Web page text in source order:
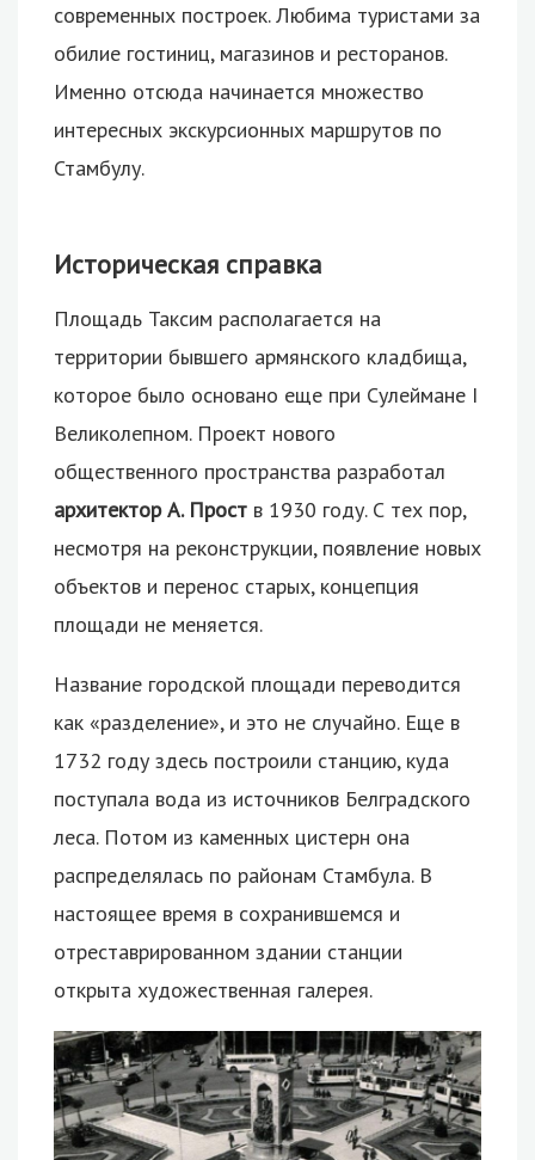
современных построек.Любима туристами за
обилие гостиниц, магазинов и ресторанов.
Именно отсюда начинается множество
интересных экскурсионных маршрутов по
Стамбулу.
Историческая справка
Площадь Таксим располагается на
территории бывшего армянского кладбища,
которое было основано еще при Сулеймане I
Великолепном. Проект нового
общественного пространства разработал
архитектор А. Прост в 1930 году. С тех пор,
несмотря на реконструкции, появление новых
объектов и перенос старых, концепция
площади не меняется.
Название городской площади переводится
как «разделение», и это не случайно. Еще в
1732 году здесь построили станцию, куда
поступала вода из источников Белградского
леса. Потом из каменных цистерн она
распределялась по районам Стамбула. В
настоящее время в сохранившемся и
отреставрированном здании станции
открыта художественная галерея.